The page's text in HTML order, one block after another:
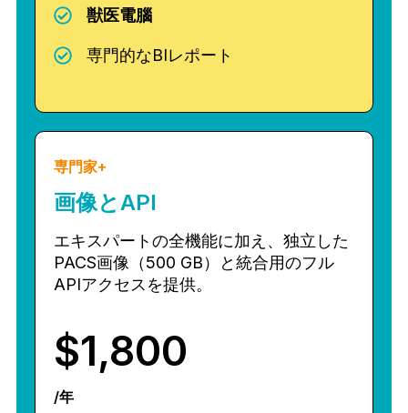
獣医電腦
専門的なBIレポート
専門家+
画像とAPI
エキスパートの全機能に加え、独立した
PACS画像（500 GB）と統合用のフル
APIアクセスを提供。
$1,800
/年